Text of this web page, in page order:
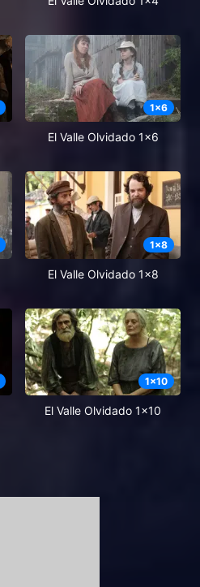
1x6
El Valle Olvidado 1x6
1x8
El Valle Olvidado 1x8
1x10
El Valle Olvidado 1x10